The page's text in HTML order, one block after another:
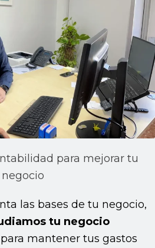
para mejorar tu
negocio
las bases de tu negocio,
tu negocio
para mantener tus gastos